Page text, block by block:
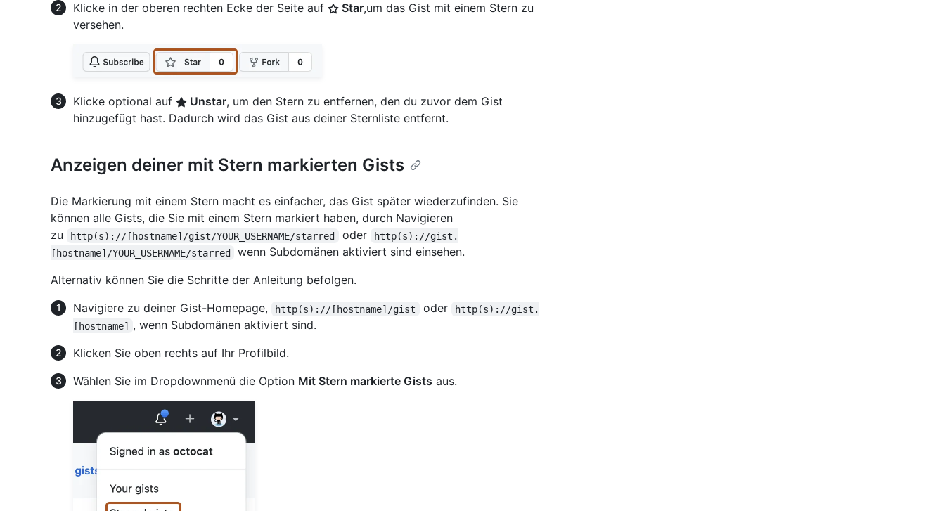
Klicke in der oberen rechten Ecke der Seite auf
Star,um das Gist mit einem Stern zu
versehen.
Klicke optional auf Unstar, um den Stern zu entfernen, den du zuvor dem Gist
hinzugefügt hast. Dadurch wird das Gist aus deiner Sternliste entfernt.
Anzeigen deiner mit Stern markierten Gists
Die Markierung mit einem Stern macht es einfacher, das Gist später wiederzufinden. Sie
können alle Gists, die Sie mit einem Stern markiert haben, durch Navigieren
zu
http(s)://[hostname]/gist/YOUR_USERNAME/starred oder
http(s)://gist.
[hostname]/YOUR_USERNAME/starred
wenn Subdomänen aktiviert sind einsehen.
Alternativ können Sie die Schritte der Anleitung befolgen.
Navigiere zu deiner Gist-Homepage,
http(s)://[hostname]/gist oder
http(s)://gist.
[hostname] , wenn Subdomänen aktiviert sind.
Klicken Sie oben rechts auf Ihr Profilbild.
Wählen Sie im Dropdownmenü die Option Mit Stern markierte Gists aus.